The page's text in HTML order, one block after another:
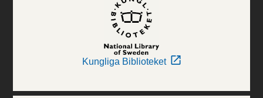
Kungliga Biblioteket